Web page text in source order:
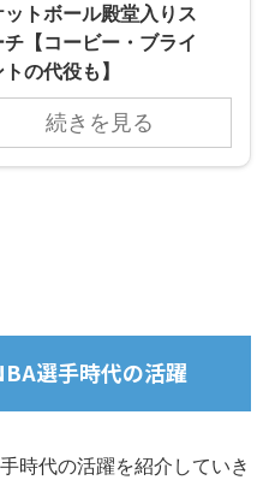
ットボール殿堂入りス
チ【コービー・ブライ
の代役も】
続きを見る
選手時代の活躍
時代の活躍を紹介していき